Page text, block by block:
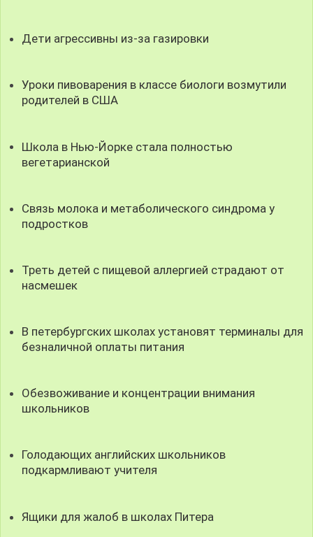
Дети агрессивны из-за газировки
Уроки пивоварения в классе биологи возмутили
родителей в США
Школа в Нью-Йорке стала полностью
вегетарианской
Связь молока и метаболического синдрома у
подростков
Треть детей с пищевой аллергией страдают от
насмешек
В петербургских школах установят терминалы для
безналичной оплаты питания
Обезвоживание и концентрации внимания
школьников
Голодающих английских школьников
подкармливают учителя
Ящики для жалоб в школах Питера